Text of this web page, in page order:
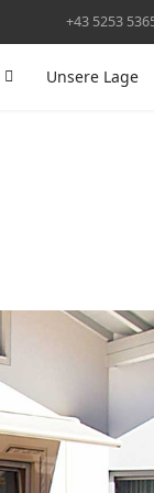
+43 5253
Unsere Lage